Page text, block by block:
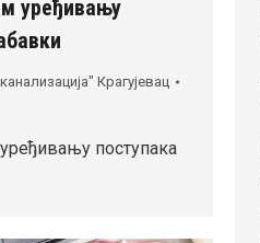
уређивању
Крагујевац
поступака